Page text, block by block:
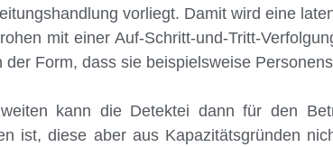
vorliegt. Damit wird eine
mit einer Auf-Schritt-und-Tritt-
der Form, dass sie beispielsweise
kann die Detektei dann für den
ist, diese aber aus Kapazitätsgründen